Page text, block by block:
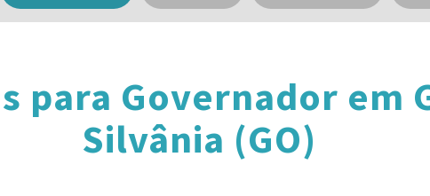
para Governador em
Silvânia (GO)